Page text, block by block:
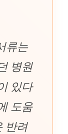
류는
병원
있다
도움
반려